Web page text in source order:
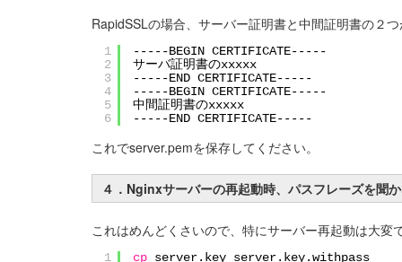
RapidSSLの場合、サーバー証明書と中間証明書の２
1
2
3
4
5
6
-----BEGIN CERTIFICATE-----
サーバ証明書のxxxxx
-----END CERTIFICATE-----
-----BEGIN CERTIFICATE-----
中間証明書のxxxxx
-----END CERTIFICATE-----
これでserver.pemを保存してください。
４．Nginxサーバーの再起動時、パスフレーズを聞
これはめんどくさいので、特にサーバー再起動は大
1 cp server.key server.key.withpass